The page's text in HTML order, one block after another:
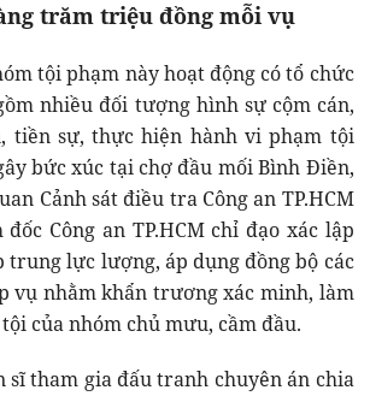
trăm triệu đồng mỗi vụ
tội phạm này hoạt động có tổ chức
nhiều đối tượng hình sự cộm cán,
tiền sự, thực hiện hành vi phạm tội
bức xúc tại chợ đầu mối Bình Điền,
Cảnh sát điều tra Công an TP.HCM
đốc Công an TP.HCM chỉ đạo xác lập
trung lực lượng, áp dụng đồng bộ các
vụ nhằm khẩn trương xác minh, làm
của nhóm chủ mưu, cầm đầu.
sĩ tham gia đấu tranh chuyên án chia